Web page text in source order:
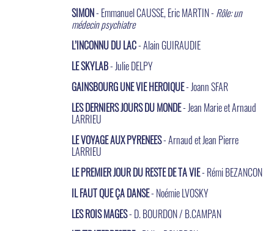
SIMON- Emmanuel CAUSSE, Eric MARTIN - Rôle: un
médecin psychiatre
L’INCONNU DU LAC- Alain GUIRAUDIE
LE SKYLAB- Julie DELPY
GAINSBOURG UNE VIE HEROIQUE- Joann SFAR
LES DERNIERS JOURS DU MONDE- Jean Marie et Arnaud
LARRIEU
LE VOYAGE AUX PYRENEES- Arnaud et Jean Pierre
LARRIEU
LE PREMIER JOUR DU RESTE DE TA VIE- Rémi BEZANCON
IL FAUT QUE ÇA DANSE- Noémie LVOSKY
LES ROIS MAGES- D. BOURDON / B.CAMPAN